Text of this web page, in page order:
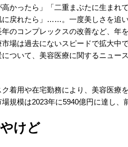
高かったら」「二重まぶたに生まれ
に戻れたら」……。一度美しさを追
のコンプレックスの改善など、年
場は過去にないスピードで拡大中
ついて、美容医療に関するニュー
ク着用や在宅勤務により、美容医療
規模は2023年に5940億円に達し、
けど